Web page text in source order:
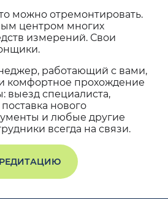
можно отремонтировать.
центром многих
измерений. Свои
работающий с вами,
комфортное прохождение
выезд специалиста,
нового
и любые другие
всегда на связи.